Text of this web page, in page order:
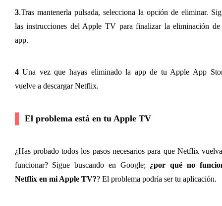
3.Tras mantenerla pulsada, selecciona la opción de eliminar.
las instrucciones del Apple TV para finalizar la eliminación
app.
4 Una vez que hayas eliminado la app de tu Apple App
vuelve a descargar Netflix.
El problema está en tu Apple TV
¿Has probado todos los pasos necesarios para que Netflix
funcionar? Sigue buscando en Google; ¿por qué no
Netflix en mi Apple TV?? El problema podría ser tu aplicación.